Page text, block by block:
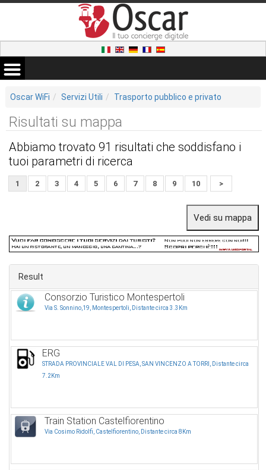
Oscar WiFi Servizi Utili Trasporto pubblico e privato
Risultati su mappa
Abbiamo trovato 91 risultati che soddisfano i
tuoi parametri di ricerca
1 2 3 4 5 6 7 8 9 10 >
Result
Consorzio Turistico Montespertoli
Via S. Sonnino,19, Montespertoli, Distante circa 3.3Km
ERG
STRADA PROVINCIALE VAL DI PESA, SAN VINCENZO A TORRI, Distante circa
7.2Km
Train Station Castelfiorentino
Via Cosimo Ridolfi, Castelfiorentino, Distante circa 8Km